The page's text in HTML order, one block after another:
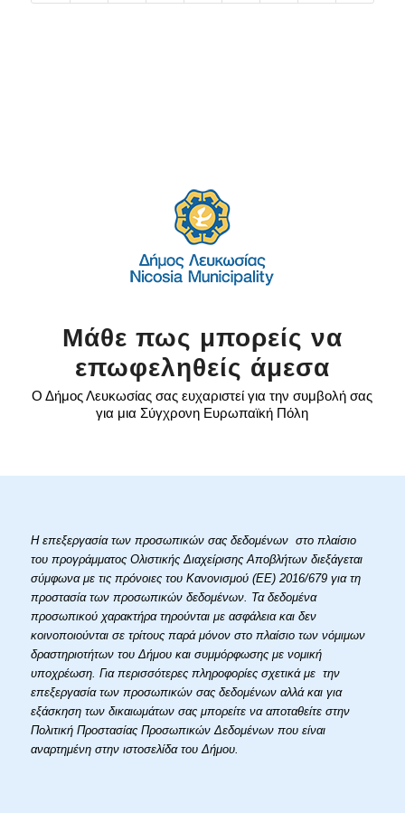
Μάθε πως μπορείς να
επωφεληθείς άμεσα
Ο Δήμος Λευκωσίας σας ευχαριστεί για την συμβολή σας
για μια Σύγχρονη Ευρωπαϊκή Πόλη
Η επεξεργασία των προσωπικών σας δεδομένων στο πλαίσιο
του προγράμματος Ολιστικής Διαχείρισης Αποβλήτων διεξάγεται
σύμφωνα με τις πρόνοιες του Κανονισμού (ΕΕ) 2016/679 για τη
προστασία των προσωπικών δεδομένων. Τα δεδομένα
προσωπικού χαρακτήρα τηρούνται με ασφάλεια και δεν
κοινοποιούνται σε τρίτους παρά μόνον στο πλαίσιο των νόμιμων
δραστηριοτήτων του Δήμου και συμμόρφωσης με νομική
υποχρέωση. Για περισσότερες πληροφορίες σχετικά με την
επεξεργασία των προσωπικών σας δεδομένων αλλά και για
εξάσκηση των δικαιωμάτων σας μπορείτε να αποταθείτε στην
Πολιτική Προστασίας Προσωπικών Δεδομένων που είναι
αναρτημένη στην ιστοσελίδα του Δήμου.